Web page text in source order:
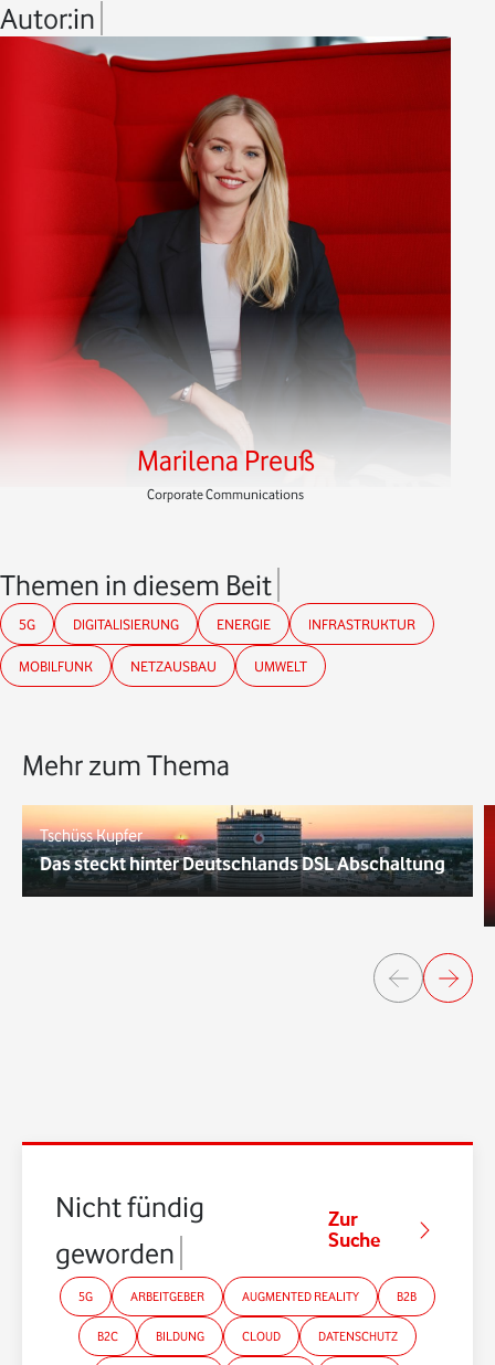
Autor:in
Marilena Preuß
Corporate Communications
Themen in diesem Beitrag
5G DIGITALISIERUNG ENERGIE INFRASTRUKTUR
MOBILFUNK NETZAUSBAU UMWELT
Mehr zum Thema
Tschüss Kupfer
Das steckt hinter Deutschlands DSL Abschaltung
Nicht fündig
geworden?
Zur
Suche
5G ARBEITGEBER AUGMENTED REALITY B2B
B2C BILDUNG CLOUD DATENSCHUTZ